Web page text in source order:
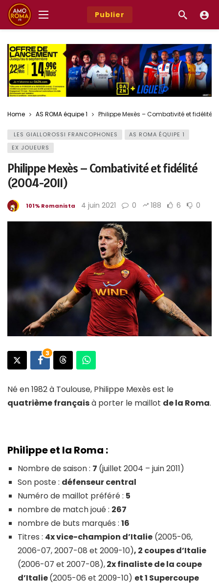
Publier
Home AS ROMA équipe 1 Philippe Mexès – Combativité et fidélité
LES GIALLOROSSI FRANCOPHONES
AS ROMA ÉQUIPE 1
EX JOUEURS
Philippe Mexès – Combativité et fidélité
(2004-2011)
101% Romanista 4 juin 2021 0 188 6 0
3
Né en 1982 à Toulouse, Philippe Mexès est le
quatrième françaisà porter le maillot de la Roma.
Philippe et la Roma :
Nombre de saison : 7 (juillet 2004 – juin 2011)
Son poste : défenseur central
Numéro de maillot préféré : 5
nombre de match joué : 267
nombre de buts marqués : 16
Titres : 4x vice-champion d’Italie(2005-06,
2006-07, 2007-08 et 2009-10), 2 coupes d’Italie
(2006-07 et 2007-08),2x finaliste de la coupe
d’Italie(2005-06 et 2009-10) et1 Supercoupe